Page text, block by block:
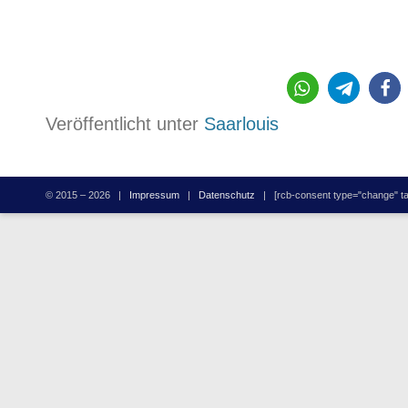
Veröffentlicht unter Saarlouis
© 2015 – 2026 | Impressum | Datenschutz | [rcb-consent type="change"